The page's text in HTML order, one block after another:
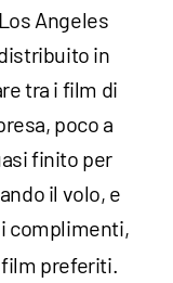
Angeles
in
tra i film di
poco a
finito per
il volo, e
complimenti,
preferiti.